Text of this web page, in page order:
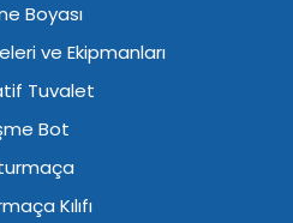
Boyası
ve Ekipmanları
Tuvalet
Bot
Kılıfı